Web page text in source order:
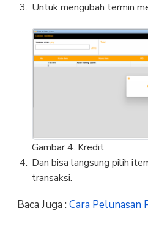
Untuk mengubah termin
Gambar 4. Kredit
Dan bisa langsung pilih
transaksi.
Baca Juga : Cara Pelunasan